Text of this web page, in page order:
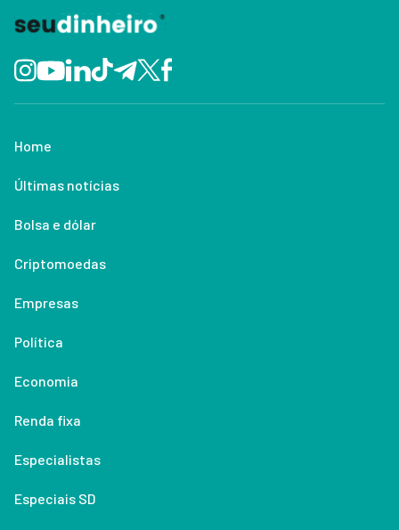
Home
Últimas notícias
Bolsa e dólar
Criptomoedas
Empresas
Política
Economia
Renda fixa
Especialistas
Especiais SD